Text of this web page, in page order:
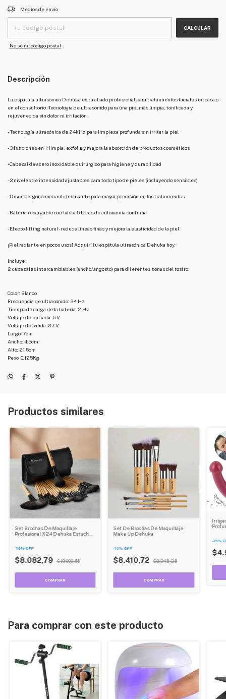
Entregas para el CP:
Medios de envío
CALCULAR
No sé mi código postal
Descripción
La espátula ultrasónica Dehuka es tu aliado profesional para tratamientos faciales en casa o
en el consultorio. Tecnología de ultrasonido para una piel más limpia, tonificada y
rejuvenecida sin dolor ni irritación.
- Tecnología ultrasónica de 24kHz para limpieza profunda sin irritar la piel
- 3 funciones en 1: limpia, exfolia y mejora la absorción de productos cosméticos
- Cabezal de acero inoxidable quirúrgico para higiene y durabilidad
- 3 niveles de intensidad ajustables para todo tipo de pieles (incluyendo sensibles)
- Diseño ergonómico antideslizante para mayor precisión en los tratamientos
- Batería recargable con hasta 5 horas de autonomía continua
- Efecto lifting natural - reduce líneas finas y mejora la elasticidad de la piel
¡Piel radiante en pocos usos! Adquirí tu espátula ultrasónica Dehuka hoy.
Incluye:
2 cabezales intercambiables (ancho/angosto) para diferentes zonas del rostro
Color: Blanco
Frecuencia de ultrasonido: 24 Hz
Tiempo de carga de la batería: 2 Hz
Voltaje de entrada: 5 V
Voltaje de salida: 3.7 V
Largo: 7cm
Ancho: 4.5cm
Alto: 21.5cm
Peso: 0.125Kg
Productos similares
Set Brochas De Maquillaje
Profesional X24 Dehuka Estuche
-19% OFF
$8.082,79 $10.009,66
Set De Brochas De Maquillaje
Make Up Dehuka
-10% OFF
$8.410,72 $9.345,25
-15%
Para comprar con este producto